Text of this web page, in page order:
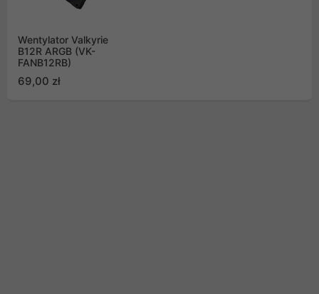
Wentylator Valkyrie
B12R ARGB (VK-
FANB12RB)
69,00 zł